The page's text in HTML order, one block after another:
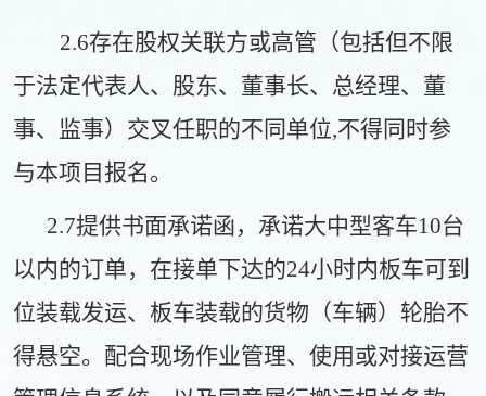
2.6存在股权关联方或高管（包括但不限
于法定代表人、股东、董事长、总经理、董
事、监事）交叉任职的不同单位,不得同 时参
与本项目报名。
2.7提供书面承诺函，承诺大中型客车10台
以内的订单， 在接单下达的24小时内板车可到
位装载发运、 板车装载的货物（车辆）轮胎不
得悬空。 配合现场作业管理、使用或对接运营